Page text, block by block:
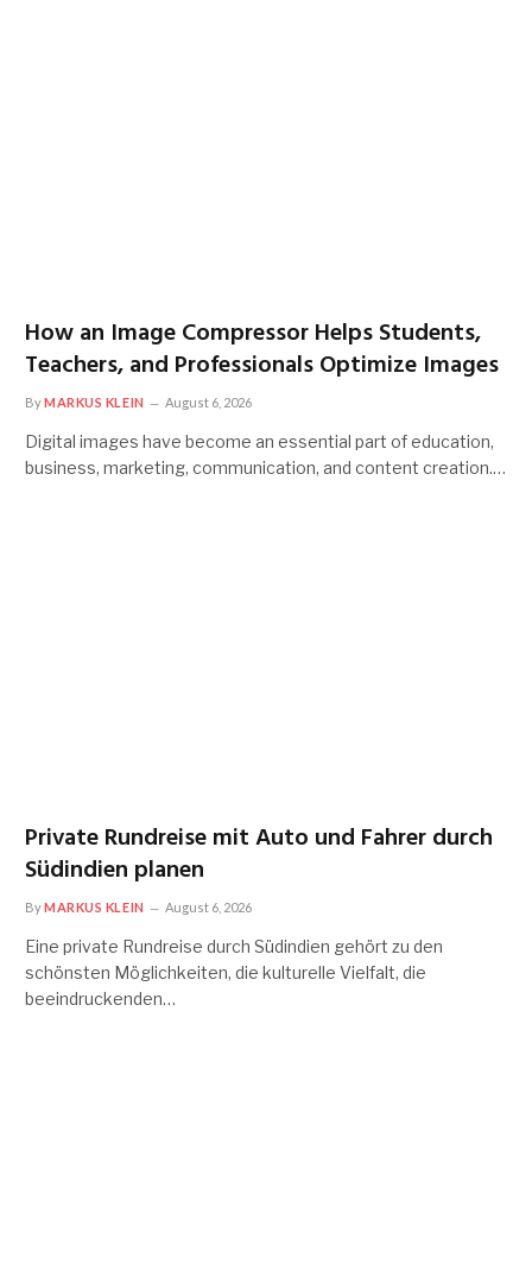
How an Image Compressor Helps Students,
Teachers, and Professionals Optimize Images
ByMARKUS KLEIN August 6, 2026
Digital images have become an essential part of education,
business, marketing, communication, and content creation.…
Private Rundreise mit Auto und Fahrer durch
Südindien planen
ByMARKUS KLEIN August 6, 2026
Eine private Rundreise durch Südindien gehört zu den
schönsten Möglichkeiten, die kulturelle Vielfalt, die
beeindruckenden…